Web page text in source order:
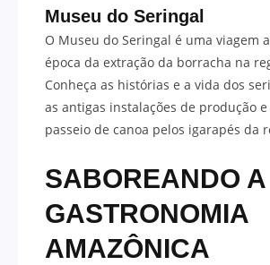
Museu do Seringal
O Museu do Seringal é uma viagem
época da extração da borracha na
Conheça as histórias e a vida dos
as antigas instalações de produção
passeio de canoa pelos igarapés da
SABOREANDO A
GASTRONOMIA
AMAZÔNICA